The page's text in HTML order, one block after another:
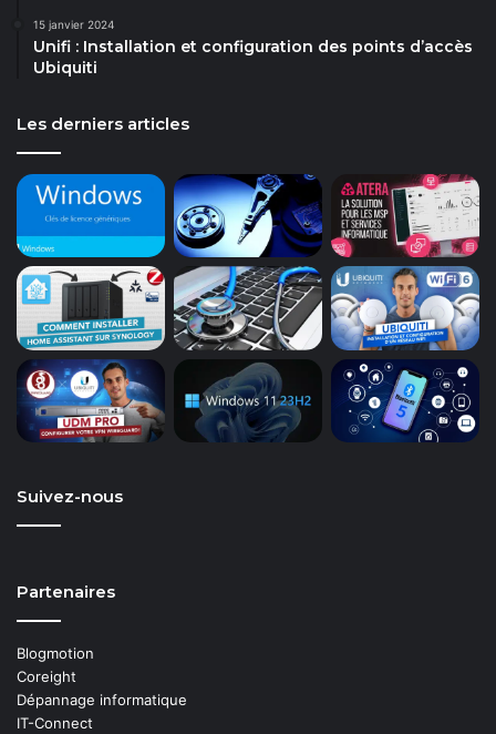
15 janvier 2024
Unifi : Installation et configuration des points d’accès
Ubiquiti
Les derniers articles
Suivez-nous
Partenaires
Blogmotion
Coreight
Dépannage informatique
IT-Connect